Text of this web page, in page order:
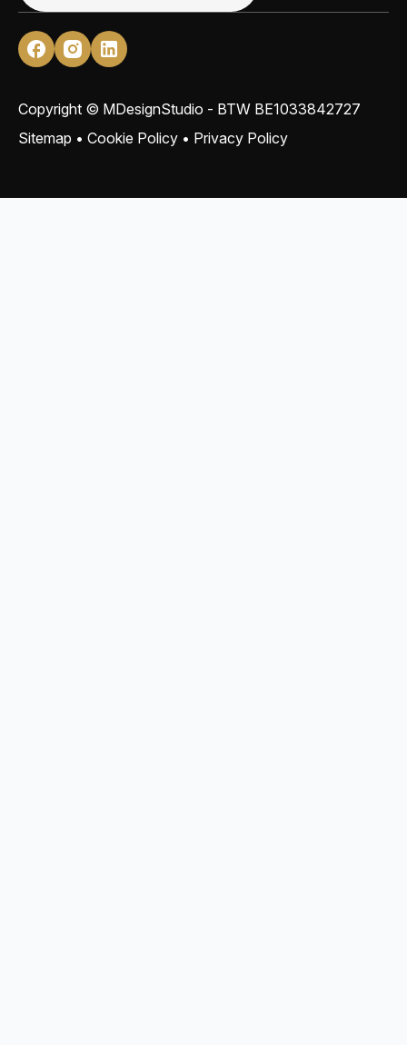
Copyright © MDesignStudio - BTW BE1033842727
Sitemap • Cookie Policy • Privacy Policy